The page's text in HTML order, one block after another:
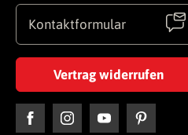
Kontaktformular
Vertrag widerrufen